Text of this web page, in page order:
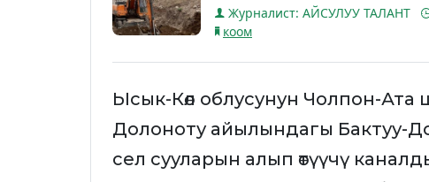
Журналист: АЙСУЛУУ ТАЛАНТ
коом
Ысык-Көл облусунун Чолпон-Ата
Долоноту айылындагы Бактуу-
сел сууларын алып өтүүчү